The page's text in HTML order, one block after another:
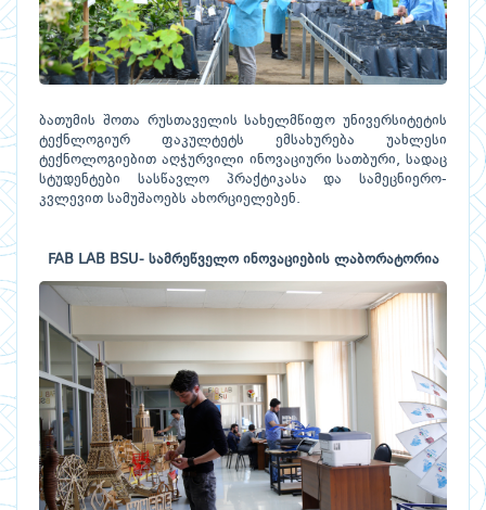
ბათუმის შოთა რუსთაველის სახელმწიფო უნივერსიტეტის
ტექნლოგიურ ფაკულტეტს ემსახურება უახლესი
ტექნოლოგიებით აღჭურვილი ინოვაციური სათბური, სადაც
სტუდენტები სასწავლო პრაქტიკასა და სამეცნიერო-
კვლევით სამუშაოებს ახორციელებენ.
FAB LAB BSU- სამრეწველო ინოვაციების ლაბორატორია